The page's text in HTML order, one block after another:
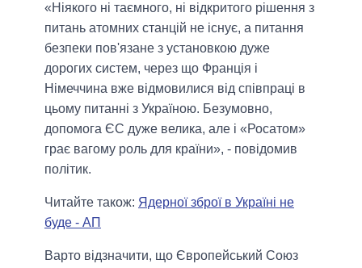
«Ніякого ні таємного, ні відкритого рішення з
питань атомних станцій не існує, а питання
безпеки пов'язане з установкою дуже
дорогих систем, через що Франція і
Німеччина вже відмовилися від співпраці в
цьому питанні з Україною. Безумовно,
допомога ЄС дуже велика, але і «Росатом»
грає вагому роль для країни», - повідомив
політик.
Читайте також: Ядерної зброї в Україні не
буде - АП
Варто відзначити, що Європейський Союз